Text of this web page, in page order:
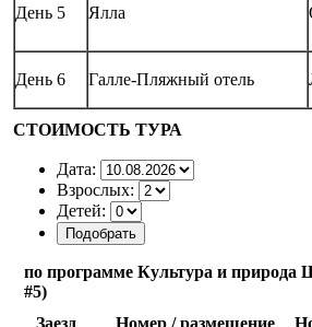
День 5 Ялла
День 6 Галле-Пляжный отель
СТОИМОСТЬ ТУРА
Дата:
Взрослых:
Детей:
по программе Культура и
#5)
Заезд
Номер / размещение